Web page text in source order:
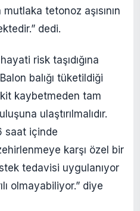
tetonoz aşısının
dedi.
risk taşıdığına
balığı tüketildiği
kaybetmeden tam
ulaştırılmalıdır.
saat içinde
karşı özel bir
tedavisi uygulanıyor
olmayabiliyor.” diye